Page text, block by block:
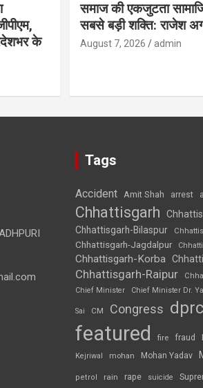
के
समाज की एकजुटता
सबसे बड़ी शक्ति: राजेश
August 7, 2026 admin
Tags
Accident Amit Shah arrest
Chhattisgarh
Chhattisgarh-Bilaspur
Chhattisgarh-Jagdalpur
Chhattisgarh-Korba
Chhattisgarh-Raipur
Chief Minister
Chief Minister Dr.
Sai CM Congress
featured fire fraud
Kejriwal mohan Mohan Yadav
petrol rain rape suicide